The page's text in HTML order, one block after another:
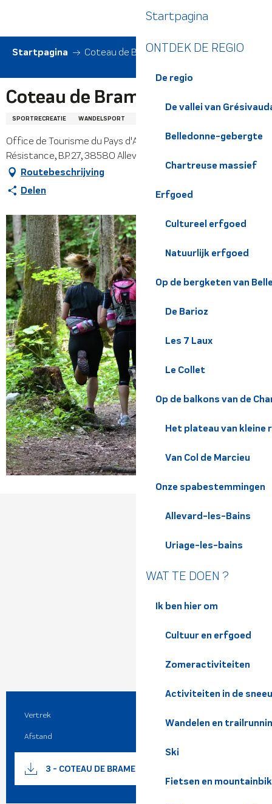
contenu
principal
Startpagina
ONTDEK DE REGIO
De regio
De vallei van
Belledonne-gebergte
Chartreuse massief
Erfgoed
Cultureel erfgoed
Natuurlijk erfgoed
Op de bergketen van
De Barioz
Les 7 Laux
Le Collet
Op de balkons van de
Het plateau van kleine
Van Col de Marcieu
Onze spabestemmingen
Allevard-les-Bains
Uriage-les-bains
WAT TE DOEN ?
Ik ben hier om
Cultuur en erfgoed
Zomeractiviteiten
Activiteiten in de
Wandelen en
Ski
Fietsen en
Startpagina Coteau de Brame farine
Coteau de Brame farine
SPORTRECREATIE WANDELSPORT
Office de Tourisme du Pays d'Allevard - Place de la
Résistance, B.P. 27, 38580 Allevard
Routebeschrijving
Delen
Praktische informatie
Vertrek Allevard
Afstand
Documentatie
3 - COTEAU DE BRAME FARINE